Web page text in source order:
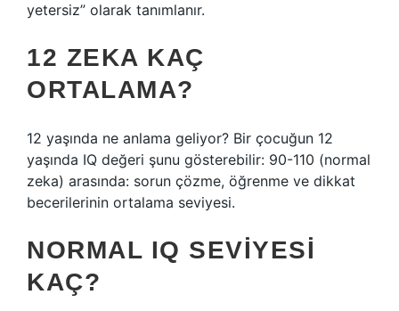
yetersiz” olarak tanımlanır.
12 ZEKA KAÇ
ORTALAMA?
12 yaşında ne anlama geliyor? Bir çocuğun 12
yaşında IQ değeri şunu gösterebilir: 90-110 (normal
zeka) arasında: sorun çözme, öğrenme ve dikkat
becerilerinin ortalama seviyesi.
NORMAL IQ SEVIYESI
KAÇ?